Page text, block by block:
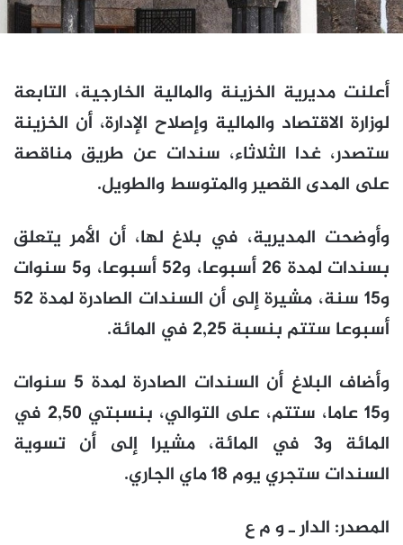
أعلنت مديرية الخزينة والمالية الخارجية، التابعة
لوزارة الاقتصاد والمالية وإصلاح الإدارة، أن الخزينة
ستصدر، غدا الثلاثاء، سندات عن طريق مناقصة
على المدى القصير والمتوسط والطويل.
وأوضحت المديرية، في بلاغ لها، أن الأمر يتعلق
بسندات لمدة 26 أسبوعا، و52 أسبوعا، و5 سنوات
و15 سنة، مشيرة إلى أن السندات الصادرة لمدة 52
أسبوعا ستتم بنسبة 2,25 في المائة.
وأضاف البلاغ أن السندات الصادرة لمدة 5 سنوات
و15 عاما، ستتم، على التوالي، بنسبتي 2,50 في
المائة و3 في المائة، مشيرا إلى أن تسوية
السندات ستجري يوم 18 ماي الجاري.
المصدر: الدار ـ و م ع